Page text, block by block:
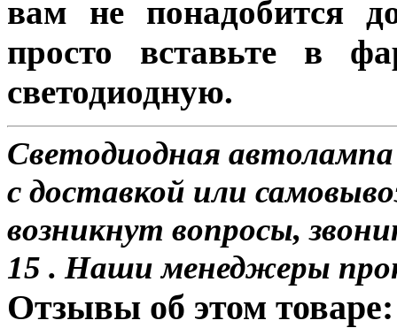
вам не понадобится
просто вставьте в
светодиодную.
Светодиодная
с доставкой или
возникнут вопросы,
15 . Наши менеджеры
Отзывы об этом товаре: